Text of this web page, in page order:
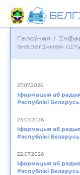
Галоўная /
экалагічная
27.07.2026
Іфармацыя аб
Рэспублікі
23.07.2026
Іфармацыя аб
Рэспублікі
22.07.2026
Іфармацыя аб
Рэспублікі